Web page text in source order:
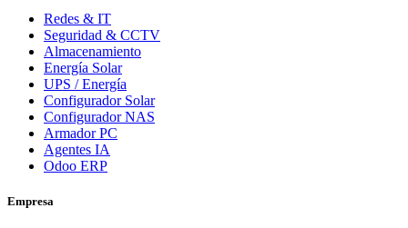
Redes & IT
Seguridad & CCTV
Almacenamiento
Energía Solar
UPS / Energía
Configurador Solar
Configurador NAS
Armador PC
Agentes IA
Odoo ERP
Empresa